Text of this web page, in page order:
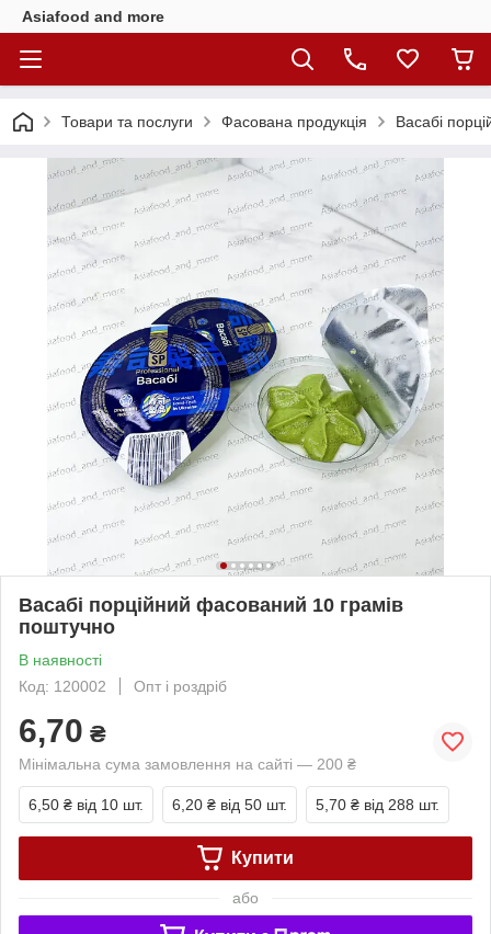
Asiafood and more
Товари та послуги Фасована продукція Васабі
Васабі порційний фасований 10 грамів
поштучно
В наявності
Код: 120002
Опт і роздріб
6,70 ₴
Мінімальна сума замовлення на сайті — 200 ₴
6,50 ₴ від 10 шт. 6,20 ₴ від 50 шт. 5,70 ₴ від 288 шт.
Купити
або